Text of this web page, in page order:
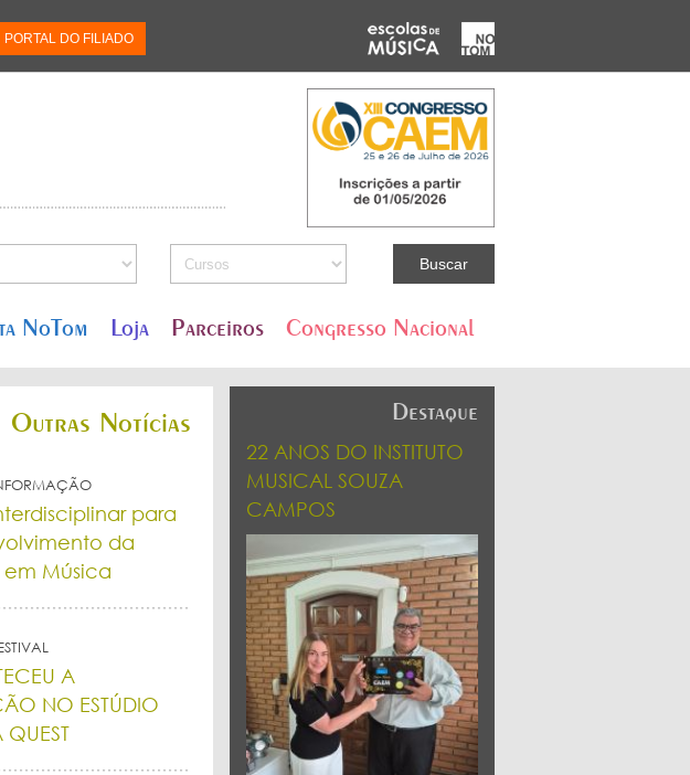
PORTAL DO FILIADO
NoTom Loja Parceiros Congresso Nacional
Destaque
22 ANOS DO INSTITUTO
MUSICAL SOUZA
CAMPOS
Outras Notícias
para
da
em Música
A
NO ESTÚDIO